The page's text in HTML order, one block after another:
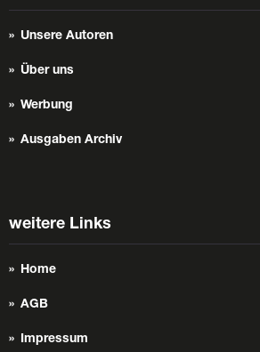
Unsere Autoren
Über uns
Werbung
Ausgaben Archiv
weitere Links
Home
AGB
Impressum